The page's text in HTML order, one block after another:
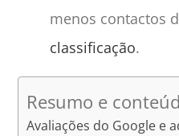
menos contactos
classificação.
Resumo e
Avaliações do Google e